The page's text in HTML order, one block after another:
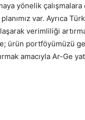
yönelik
planımız var. Ayrıca
verimliliği
ürün portföyümüzü
amacıyla Ar-Ge